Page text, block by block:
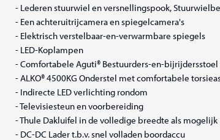
- Lederen stuurwiel en versnellingspook,
- Een achteruitrijcamera en spiegelcamera's
- Elektrisch verstelbaar-en-verwarmbare spiegels
- LED-Koplampen
- Comfortabele Aguti® Bestuurders-en-bijrijdersstoel
- ALKO® 4500KG Onderstel met comfortabele
- Indirecte LED verlichting rondom
- Televisiesteun en voorbereiding
- Thule Dakluifel in de volledige breedte als mogelijk
- DC-DC Lader t.b.v. snel volladen boordaccu